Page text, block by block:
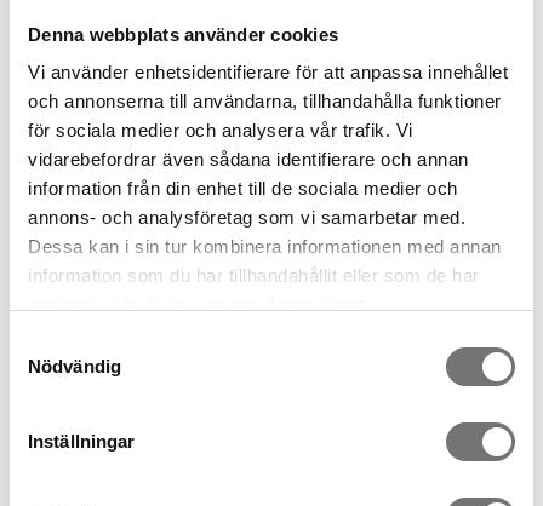
Denna webbplats använder cookies
Vi använder enhetsidentifierare för att anpassa innehållet
och annonserna till användarna, tillhandahålla funktioner
för sociala medier och analysera vår trafik. Vi
vidarebefordrar även sådana identifierare och annan
information från din enhet till de sociala medier och
annons- och analysföretag som vi samarbetar med.
Dessa kan i sin tur kombinera informationen med annan
information som du har tillhandahållit eller som de har
Nödvändig
Inställningar
Rekommenderade tillbehör till
denna produkt